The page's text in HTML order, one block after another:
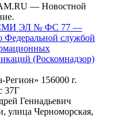
— Новостной
СМИ ЭЛ № ФС 77 —
Федеральной службой
(Роскомнадзор)
156000 г.
37Г
Геннадьевич
улица Черноморская,